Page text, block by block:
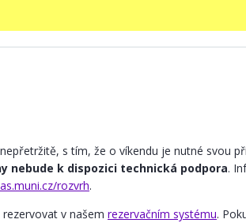
s tím, že o víkendu je nutné svou
nebude k dispozici technická podpora.
rozvrh.
v našem rezervačním systému.